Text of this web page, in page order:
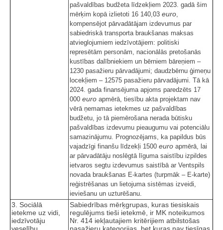
pašvaldības budžeta līdzekļiem 2023. gadā šim
mērķim kopā izlietoti 16 140,03 euro,
kompensējot pārvadātājam izdevumus par
sabiedriskā transporta braukšanas maksas
atvieglojumiem iedzīvotājiem: politiski
represētām personām, nacionālās pretošanās
kustības dalībniekiem un bērniem bāreņiem –
1230 pasažieru pārvadājumi; daudzbērnu ģimeņu
locekļiem – 12575 pasažieru pārvadājumi. Tā kā
2024. gada finansējuma apjoms paredzēts 17
000 euro apmērā, tiesību akta projektam nav
vērā ņemamas ietekmes uz pašvaldības
budžetu, jo tā piemērošana nerada būtisku
pašvaldības izdevumu pieaugumu vai potenciālu
samazinājumu. Prognozējams, ka papildus būs
vajadzīgi finanšu līdzekļi 1500 euro apmērā, lai
ar pārvadātāju noslēgtā līguma saistību izpildes
ietvaros segtu izdevumus saistībā ar Ventspils
novada braukšanas E-kartes (turpmāk – E-karte)
reģistrēšanas un lietojuma sistēmas izveidi,
ieviešanu un uzturēšanu.
3. Sociālā
ietekme uz vidi,
iedzīvotāju
Sabiedrības mērķgrupas, kuras tiesiskais
regulējums tieši ietekmē, ir MK noteikumos
Nr. 414 iekļautajiem kritērijiem atbilstošas